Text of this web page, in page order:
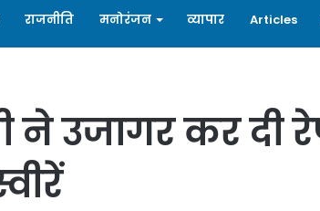
राजनीति मनोरंजन व्यापार Articles
ने उजागर कर दी